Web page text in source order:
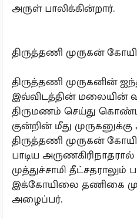
அருள் பாலிக்கின்றார்.
திருத்தணி முருகன்
திருத்தணி முருகனின்
இவ்விடத்தின் மலையின்
திருமணம் செய்து கொண்ட
குன்றின் மீது
திருத்தணி முருகன்
பாடிய
முத்துச்சாமி தீட்சதராலும்
இக்கோயிலை தணிகை
அழைப்பர்.